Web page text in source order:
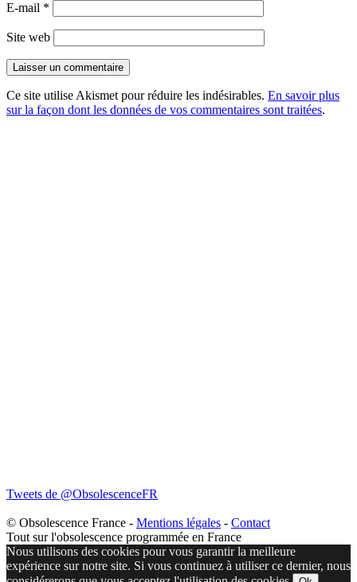
E-mail *
Site web
Ce site utilise Akismet pour réduire les indésirables. En savoir plus
sur la façon dont les données de vos commentaires sont traitées.
Tweets de @ObsolescenceFR
© Obsolescence France - Mentions légales - Contact
Tout sur l'obsolescence programmée en France
Nous utilisons des cookies pour vous garantir la meilleure
expérience sur notre site. Si vous continuez à utiliser ce dernier, nous